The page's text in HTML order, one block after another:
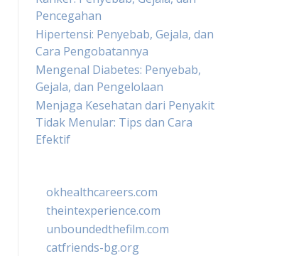
Pencegahan
Hipertensi: Penyebab, Gejala, dan
Cara Pengobatannya
Mengenal Diabetes: Penyebab,
Gejala, dan Pengelolaan
Menjaga Kesehatan dari Penyakit
Tidak Menular: Tips dan Cara
Efektif
okhealthcareers.com
theintexperience.com
unboundedthefilm.com
catfriends-bg.org